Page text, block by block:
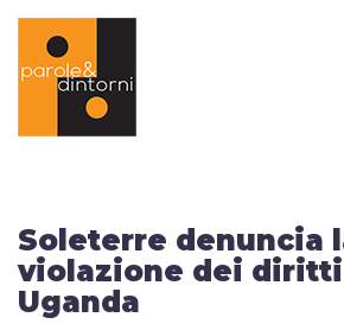
Soleterre denuncia
violazione dei
Uganda